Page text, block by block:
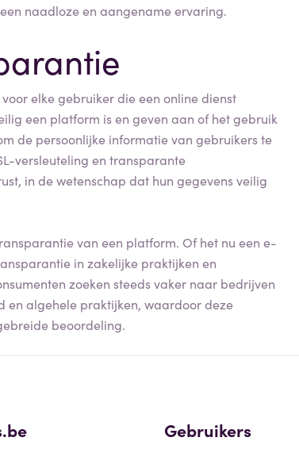
naadloze en aangename ervaring.
elke gebruiker die een online dienst
een platform is en geven aan of het gebruik
de persoonlijke informatie van gebruikers te
versleuteling en transparante
in de wetenschap dat hun gegevens veilig
van een platform. Of het nu een e-
in zakelijke praktijken en
zoeken steeds vaker naar bedrijven
en algehele praktijken, waardoor deze
beoordeling.
Gebruikers